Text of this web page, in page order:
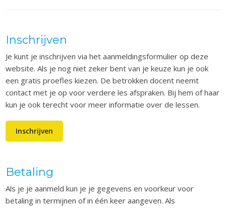
Inschrijven
Je kunt je inschrijven via het aanmeldingsformulier op deze
website. Als je nog niet zeker bent van je keuze kun je ook
een gratis proefles kiezen. De betrokken docent neemt
contact met je op voor verdere les afspraken. Bij hem of haar
kun je ook terecht voor meer informatie over de lessen.
Inschrijven
Betaling
Als je je aanmeld kun je je gegevens en voorkeur voor
betaling in termijnen of in één keer aangeven. Als